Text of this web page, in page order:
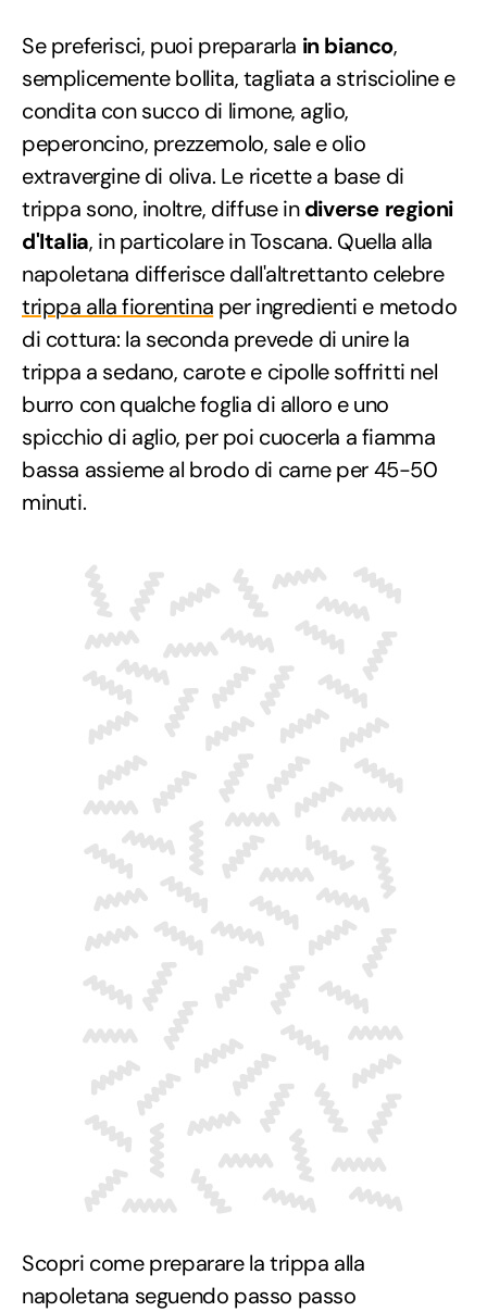
Se preferisci, puoi prepararla in bianco,
semplicemente bollita, tagliata a striscioline e
condita con succo di limone, aglio,
peperoncino, prezzemolo, sale e olio
extravergine di oliva. Le ricette a base di
trippa sono, inoltre, diffuse indiverse regioni
d'Italia, in particolare in Toscana. Quella alla
napoletana differisce dall'altrettanto celebre
trippa alla fiorentina per ingredienti e metodo
di cottura: la seconda prevede di unire la
trippa a sedano, carote e cipolle soffritti nel
burro con qualche foglia di alloro e uno
spicchio di aglio, per poi cuocerla a fiamma
bassa assieme al brodo di carne per 45-50
minuti.
Scopri come preparare la trippa alla
napoletana seguendo passo passo